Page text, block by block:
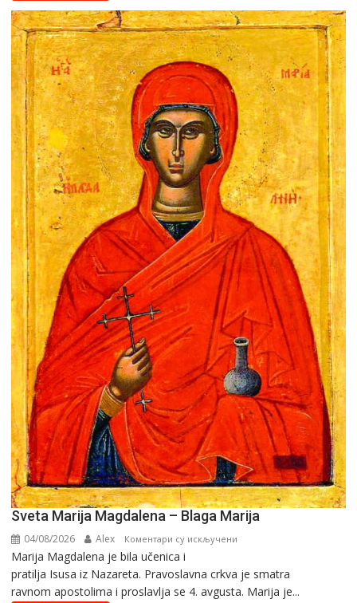
Sveta Marija Magdalena – Blaga Marija
04/08/2026 Alex Коментари су искључени
Marija
Magdalena
Marija Magdalena je bila učenica i
pratilja Isusa iz Nazareta. Pravoslavna crkva je smatra
ravnom apostolima i proslavlja se 4. avgusta. Marija je...